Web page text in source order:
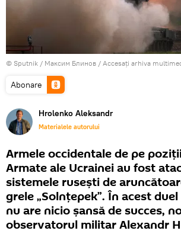
© Sputnik / Максим Блинов / Accesați arhiva
Abonare
Hrolenko Aleksandr
Materialele autorului
Armele occidentale de pe
Armate ale Ucrainei au fost
sistemele rusești de
grele „Solnțepek”. În acest
nu are nicio șansă de succes,
observatorul militar Alexandr